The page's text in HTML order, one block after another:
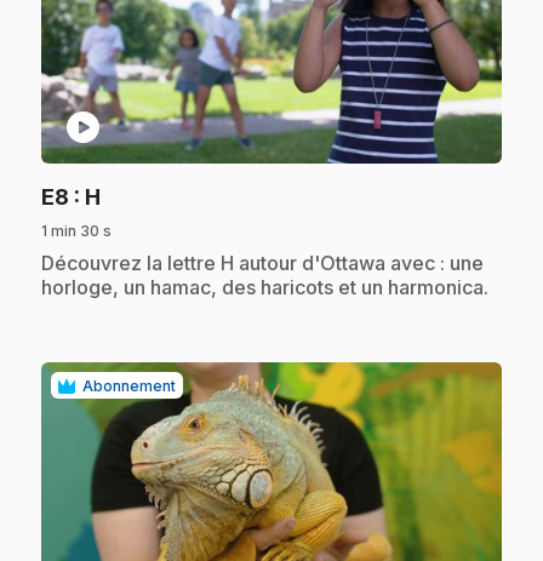
play_circle
E8 : H
1 min 30 s
.Découvrez la lettre H autour d'Ottawa avec : une
horloge, un hamac, des haricots et un harmonica.
Abonnement